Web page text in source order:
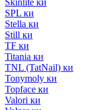
Skinlite ки
SPL ки
Stella ки
Still ки
TF ки
Titania ки
TNL (TatNail) ки
Tonymoly ки
Topface ки
Valori ки